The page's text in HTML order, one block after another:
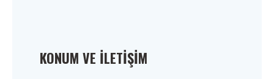
KONUM VE İLETIŞIM